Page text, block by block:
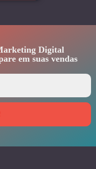
Digital
em suas vendas